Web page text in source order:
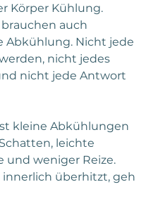
Körper Kühlung.
auch
Abkühlung. Nicht jede
nicht jedes
nicht jede Antwort
kleine Abkühlungen
leichte
und weniger Reize.
überhitzt, geh